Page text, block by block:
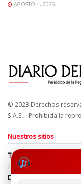
AGOSTO 4, 2026
© 2023 Derechos
S.A.S. - Prohibida la
Nuestros sitios
Términos y Condiciones
Política de uso de
Directrices Editoriales